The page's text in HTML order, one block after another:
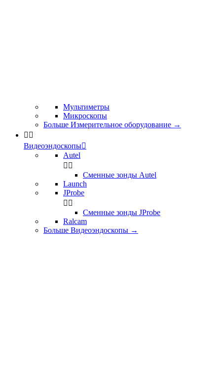
Мультиметры
Микроскопы
Больше Измерительное оборудование →
 
Видеоэндоскопы
Autel
 
Сменные зонды Autel
Launch
JProbe
 
Сменные зонды JProbe
Ralcam
Больше Видеоэндоскопы →